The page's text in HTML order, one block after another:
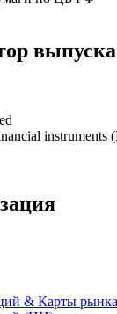
09/28 U
по ЦБ РФ
выпуска